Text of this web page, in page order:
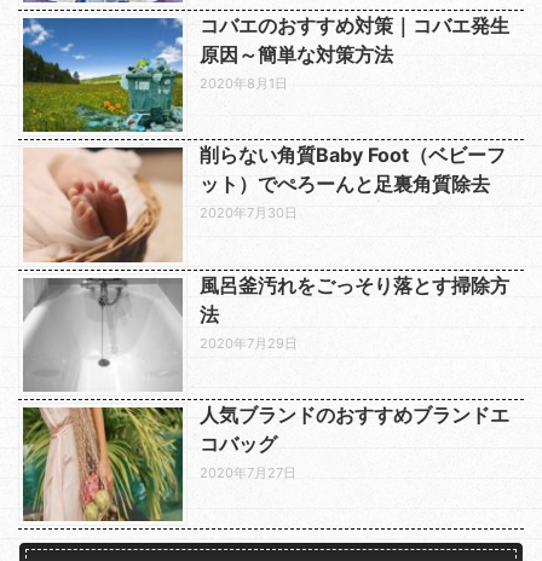
コバエのおすすめ対策｜コバエ発生
原因～簡単な対策方法
2020年8月1日
削らない角質Baby Foot（ベビーフ
ット）でぺろーんと足裏角質除去
2020年7月30日
風呂釜汚れをごっそり落とす掃除方
法
2020年7月29日
人気ブランドのおすすめブランドエ
コバッグ
2020年7月27日